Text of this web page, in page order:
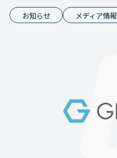
お知らせ メディア情報